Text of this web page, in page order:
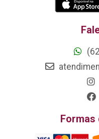
Formas